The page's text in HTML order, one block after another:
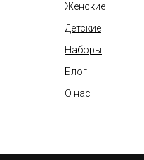
Женские
Детские
Наборы
Блог
О нас